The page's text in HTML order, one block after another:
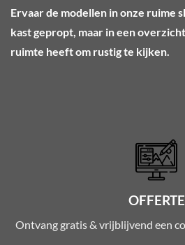
Ervaar de modellen in onze ruime
kast gepropt, maar in een
ruimte heeft om rustig te kijken.
OFFERTE
Ontvang gratis & vrijblijvend een